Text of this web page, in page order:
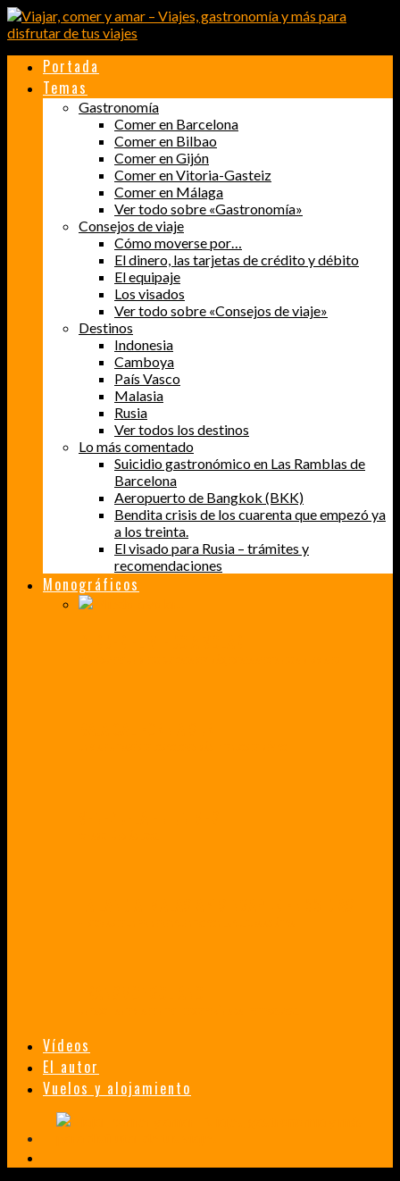
Portada
Temas
Gastronomía
Comer en Barcelona
Comer en Bilbao
Comer en Gijón
Comer en Vitoria-Gasteiz
Comer en Málaga
Ver todo sobre «Gastronomía»
Consejos de viaje
Cómo moverse por…
El dinero, las tarjetas de crédito y débito
El equipaje
Los visados
Ver todo sobre «Consejos de viaje»
Destinos
Indonesia
Camboya
País Vasco
Malasia
Rusia
Ver todos los destinos
Lo más comentado
Suicidio gastronómico en Las Ramblas de
Barcelona
Aeropuerto de Bangkok (BKK)
Bendita crisis de los cuarenta que empezó ya
a los treinta.
El visado para Rusia – trámites y
recomendaciones
Monográficos
Vídeos
El autor
Vuelos y alojamiento